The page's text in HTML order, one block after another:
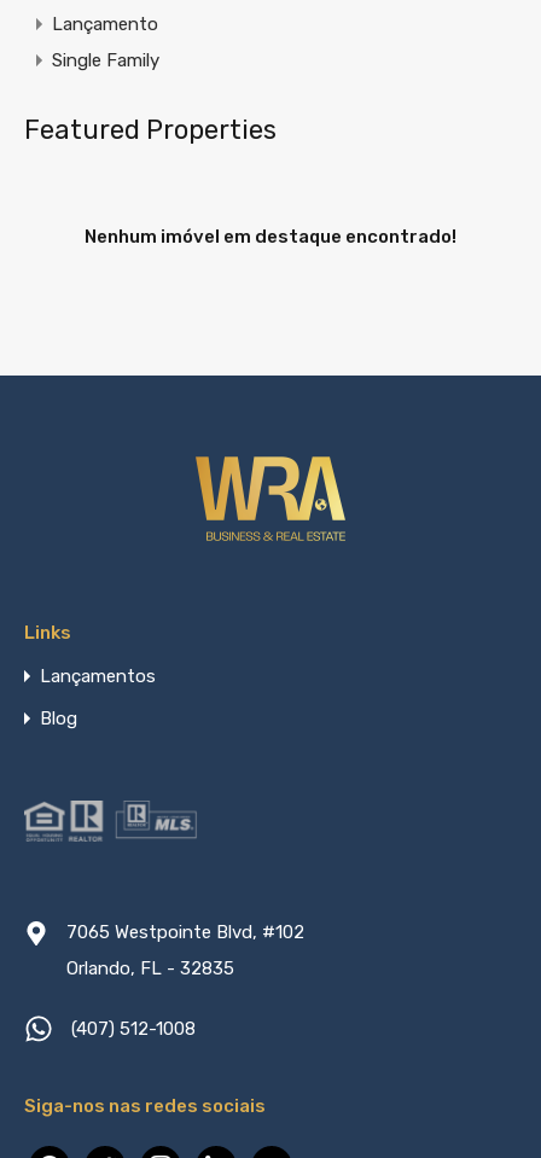
Lançamento
Single Family
Featured Properties
Nenhum imóvel em destaque encontrado!
Links
Lançamentos
Blog
7065 Westpointe Blvd, #102
Orlando, FL - 32835
(407) 512-1008
Siga-nos nas redes sociais